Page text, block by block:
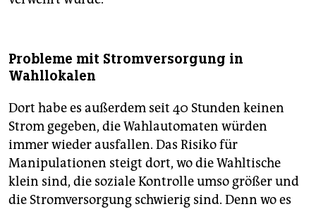
Probleme mit Stromversorgung in
Wahllokalen
Dort habe es außerdem seit 40 Stunden keinen
Strom gegeben, die Wahlautomaten würden
immer wieder ausfallen. Das Risiko für
Manipulationen steigt dort, wo die Wahltische
klein sind, die soziale Kontrolle umso größer und
die Stromversorgung schwierig sind. Denn wo es